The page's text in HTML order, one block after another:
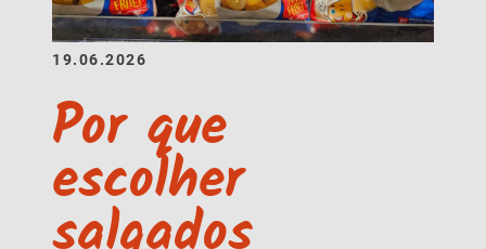
19.06.2026
Por que
escolher